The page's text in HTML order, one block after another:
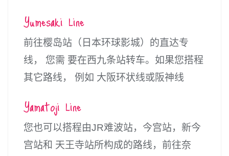
Yumesaki Line
前往樱岛站（日本环球影城）的直达专
线， 您需 要在西九条站转车。如果您搭程
其它路线， 例如 大阪环状线或阪神线
Yamatoji Line
您也可以搭程由JR难波站，今宫站，新今
宫站和 天王寺站所构成的路线，前往奈